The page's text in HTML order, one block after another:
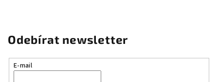
Odebírat newsletter
E-mail